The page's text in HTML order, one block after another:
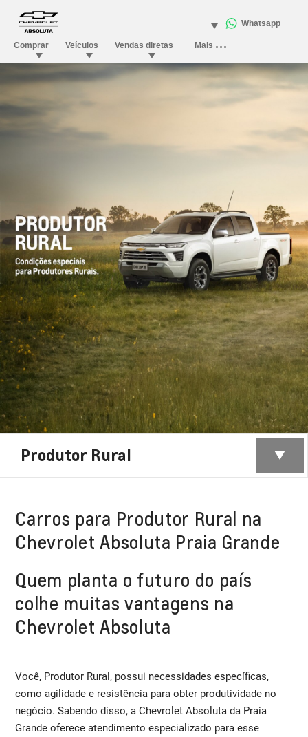
Produtor Rural
Carros para Produtor Rural na
Chevrolet Absoluta Praia Grande
Quem planta o futuro do país
colhe muitas vantagens na
Chevrolet Absoluta
Você, Produtor Rural, possui necessidades específicas,
como agilidade e resistência para obter produtividade no
negócio. Sabendo disso, a Chevrolet Absoluta da Praia
Grande oferece atendimento especializado para esse